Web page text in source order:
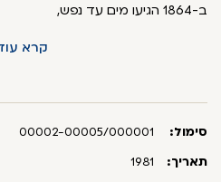
ב-1864 הגיעו מים עד נפש,
ומעל לכל השאיפה העתיקה להגיע
רובם מתו בדרך, הבודדים ששרדו
כיום ממשיכים
קרא
סימול:
תאריך: